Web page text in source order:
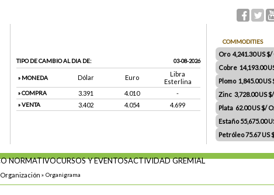
TIPO DE CAMBIO AL DIA DE: 03-08-2026
» MONEDA Dólar Euro
Libra
Esterlina
» COMPRA 3.391 4.010 -
» VENTA 3.402 4.054 4.699
COMMODITIES
Oro 4,241.30 US $/
Cobre 14,193.00
Plomo 1,845.00 US
Zinc 3,728.00 US
Plata 62.00 US $/
Estaño 55,675.00
Petróleo 75.67 US
NORMATIVOCURSOS Y EVENTOSACTIVIDAD GREMIAL
Organización » Organigrama